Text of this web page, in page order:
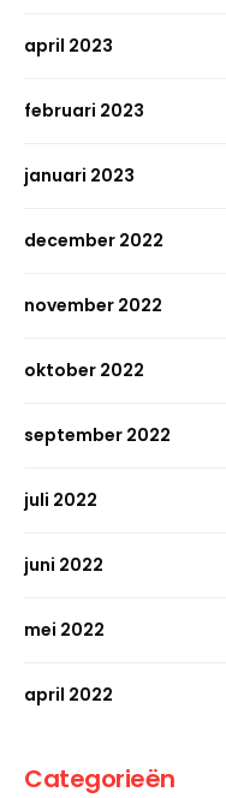
april 2023
februari 2023
januari 2023
december 2022
november 2022
oktober 2022
september 2022
juli 2022
juni 2022
mei 2022
april 2022
Categorieën